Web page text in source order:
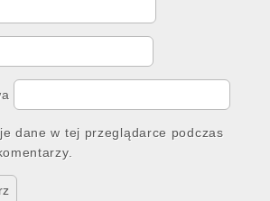
dane w tej przeglądarce podczas